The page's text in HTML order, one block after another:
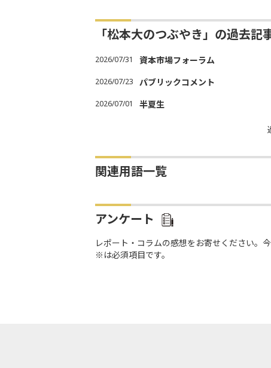
「松本大のつぶやき」の過去記
2026/07/31 資本市場フォーラム
2026/07/23 パブリックコメント
2026/07/01 半夏生
関連用語一覧
アンケート
レポート・コラムの感想をお寄せください。
※は必須項目です。